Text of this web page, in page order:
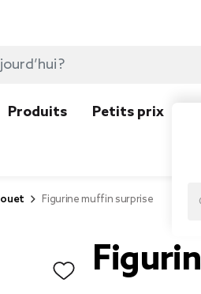
Produits Petits prix
Figurine muffin surprise